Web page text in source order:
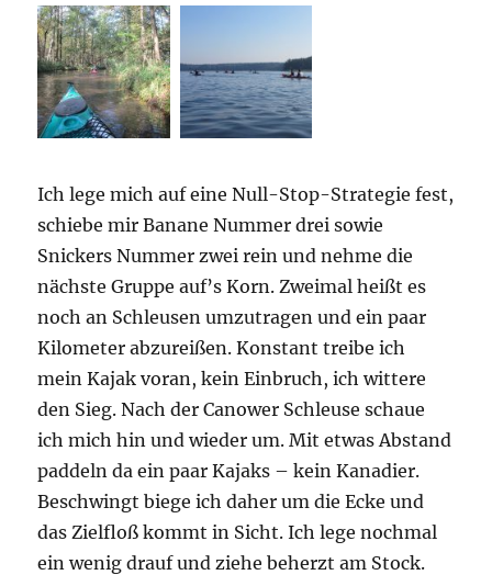
Ich lege mich auf eine Null-Stop-Strategie fest,
schiebe mir Banane Nummer drei sowie
Snickers Nummer zwei rein und nehme die
nächste Gruppe auf’s Korn. Zweimal heißt es
noch an Schleusen umzutragen und ein paar
Kilometer abzureißen. Konstant treibe ich
mein Kajak voran, kein Einbruch, ich wittere
den Sieg. Nach der Canower Schleuse schaue
ich mich hin und wieder um. Mit etwas Abstand
paddeln da ein paar Kajaks – kein Kanadier.
Beschwingt biege ich daher um die Ecke und
das Zielfloß kommt in Sicht. Ich lege nochmal
ein wenig drauf und ziehe beherzt am Stock.